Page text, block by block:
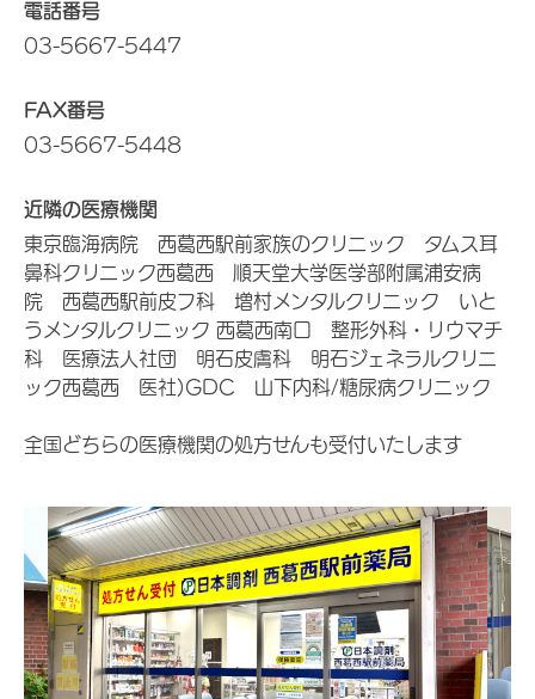
電話番号
03-5667-5447
FAX番号
03-5667-5448
近隣の医療機関
東京臨海病院 西葛西駅前家族のクリニック タムス耳
鼻科クリニック西葛西 順天堂大学医学部附属浦安病
院 西葛西駅前皮フ科 増村メンタルクリニック いと
うメンタルクリニック 西葛西南口 整形外科・リウマチ
科 医療法人社団 明石皮膚科 明石ジェネラルクリニ
ック西葛西 医社)GDC 山下内科/糖尿病クリニック
全国どちらの医療機関の処方せんも受付いたします